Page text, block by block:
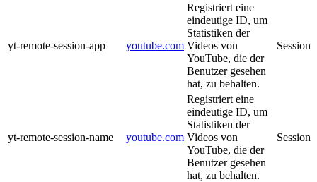
yt-remote-session-app youtube.com
Registriert eine
eindeutige ID, um
Statistiken der
Videos von
YouTube, die der
Benutzer gesehen
hat, zu behalten.
Session
yt-remote-session-name youtube.com
Registriert eine
eindeutige ID, um
Statistiken der
Videos von
YouTube, die der
Benutzer gesehen
hat, zu behalten.
Session